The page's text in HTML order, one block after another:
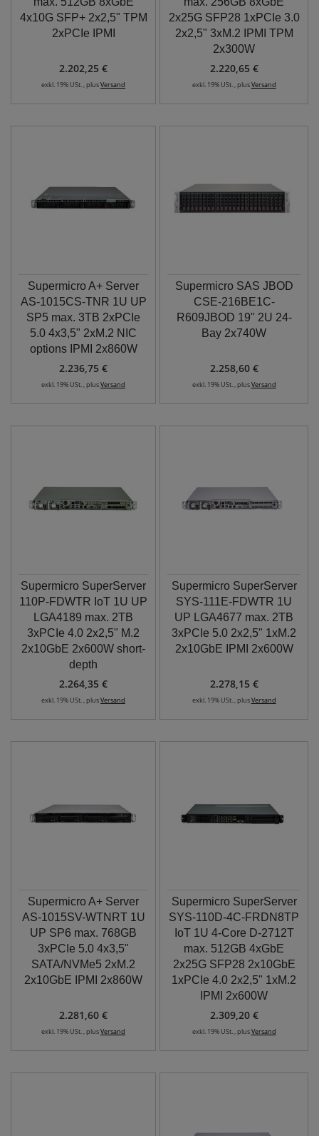
4x10G SFP+ 2x2,5" TPM
2xPCIe IPMI
2.202,25 €
exkl. 19% USt. , plusVersand
2x25G SFP28 1xPCIe 3.0
2x2,5" 3xM.2 IPMI TPM
2x300W
2.220,65 €
exkl. 19% USt. , plusVersand
Supermicro A+ Server
AS-1015CS-TNR 1U UP
SP5 max. 3TB 2xPCIe
5.0 4x3,5" 2xM.2 NIC
options IPMI 2x860W
2.236,75 €
exkl. 19% USt. , plusVersand
Supermicro SAS JBOD
CSE-216BE1C-
R609JBOD 19" 2U 24-
Bay 2x740W
2.258,60 €
exkl. 19% USt. , plusVersand
Supermicro SuperServer
110P-FDWTR IoT 1U UP
LGA4189 max. 2TB
3xPCIe 4.0 2x2,5" M.2
2x10GbE 2x600W short-
depth
2.264,35 €
exkl. 19% USt. , plusVersand
Supermicro SuperServer
SYS-111E-FDWTR 1U
UP LGA4677 max. 2TB
3xPCIe 5.0 2x2,5" 1xM.2
2x10GbE IPMI 2x600W
2.278,15 €
exkl. 19% USt. , plusVersand
Supermicro A+ Server
AS-1015SV-WTNRT 1U
UP SP6 max. 768GB
3xPCIe 5.0 4x3,5"
SATA/NVMe5 2xM.2
2x10GbE IPMI 2x860W
2.281,60 €
exkl. 19% USt. , plusVersand
Supermicro SuperServer
SYS-110D-4C-FRDN8TP
IoT 1U 4-Core D-2712T
max. 512GB 4xGbE
2x25G SFP28 2x10GbE
1xPCIe 4.0 2x2,5" 1xM.2
IPMI 2x600W
2.309,20 €
exkl. 19% USt. , plusVersand